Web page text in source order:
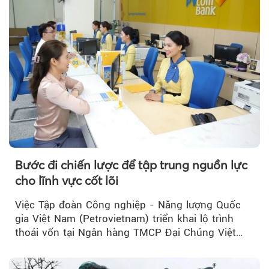
Bước đi chiến lược để tập trung nguồn lực
cho lĩnh vực cốt lõi
Việc Tập đoàn Công nghiệp - Năng lượng Quốc
gia Việt Nam (Petrovietnam) triển khai lộ trình
thoái vốn tại Ngân hàng TMCP Đại Chúng Việt